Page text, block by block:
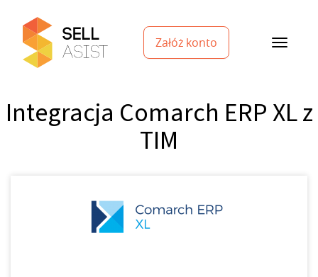
Załóż konto
Integracja Comarch ERP XL z
TIM